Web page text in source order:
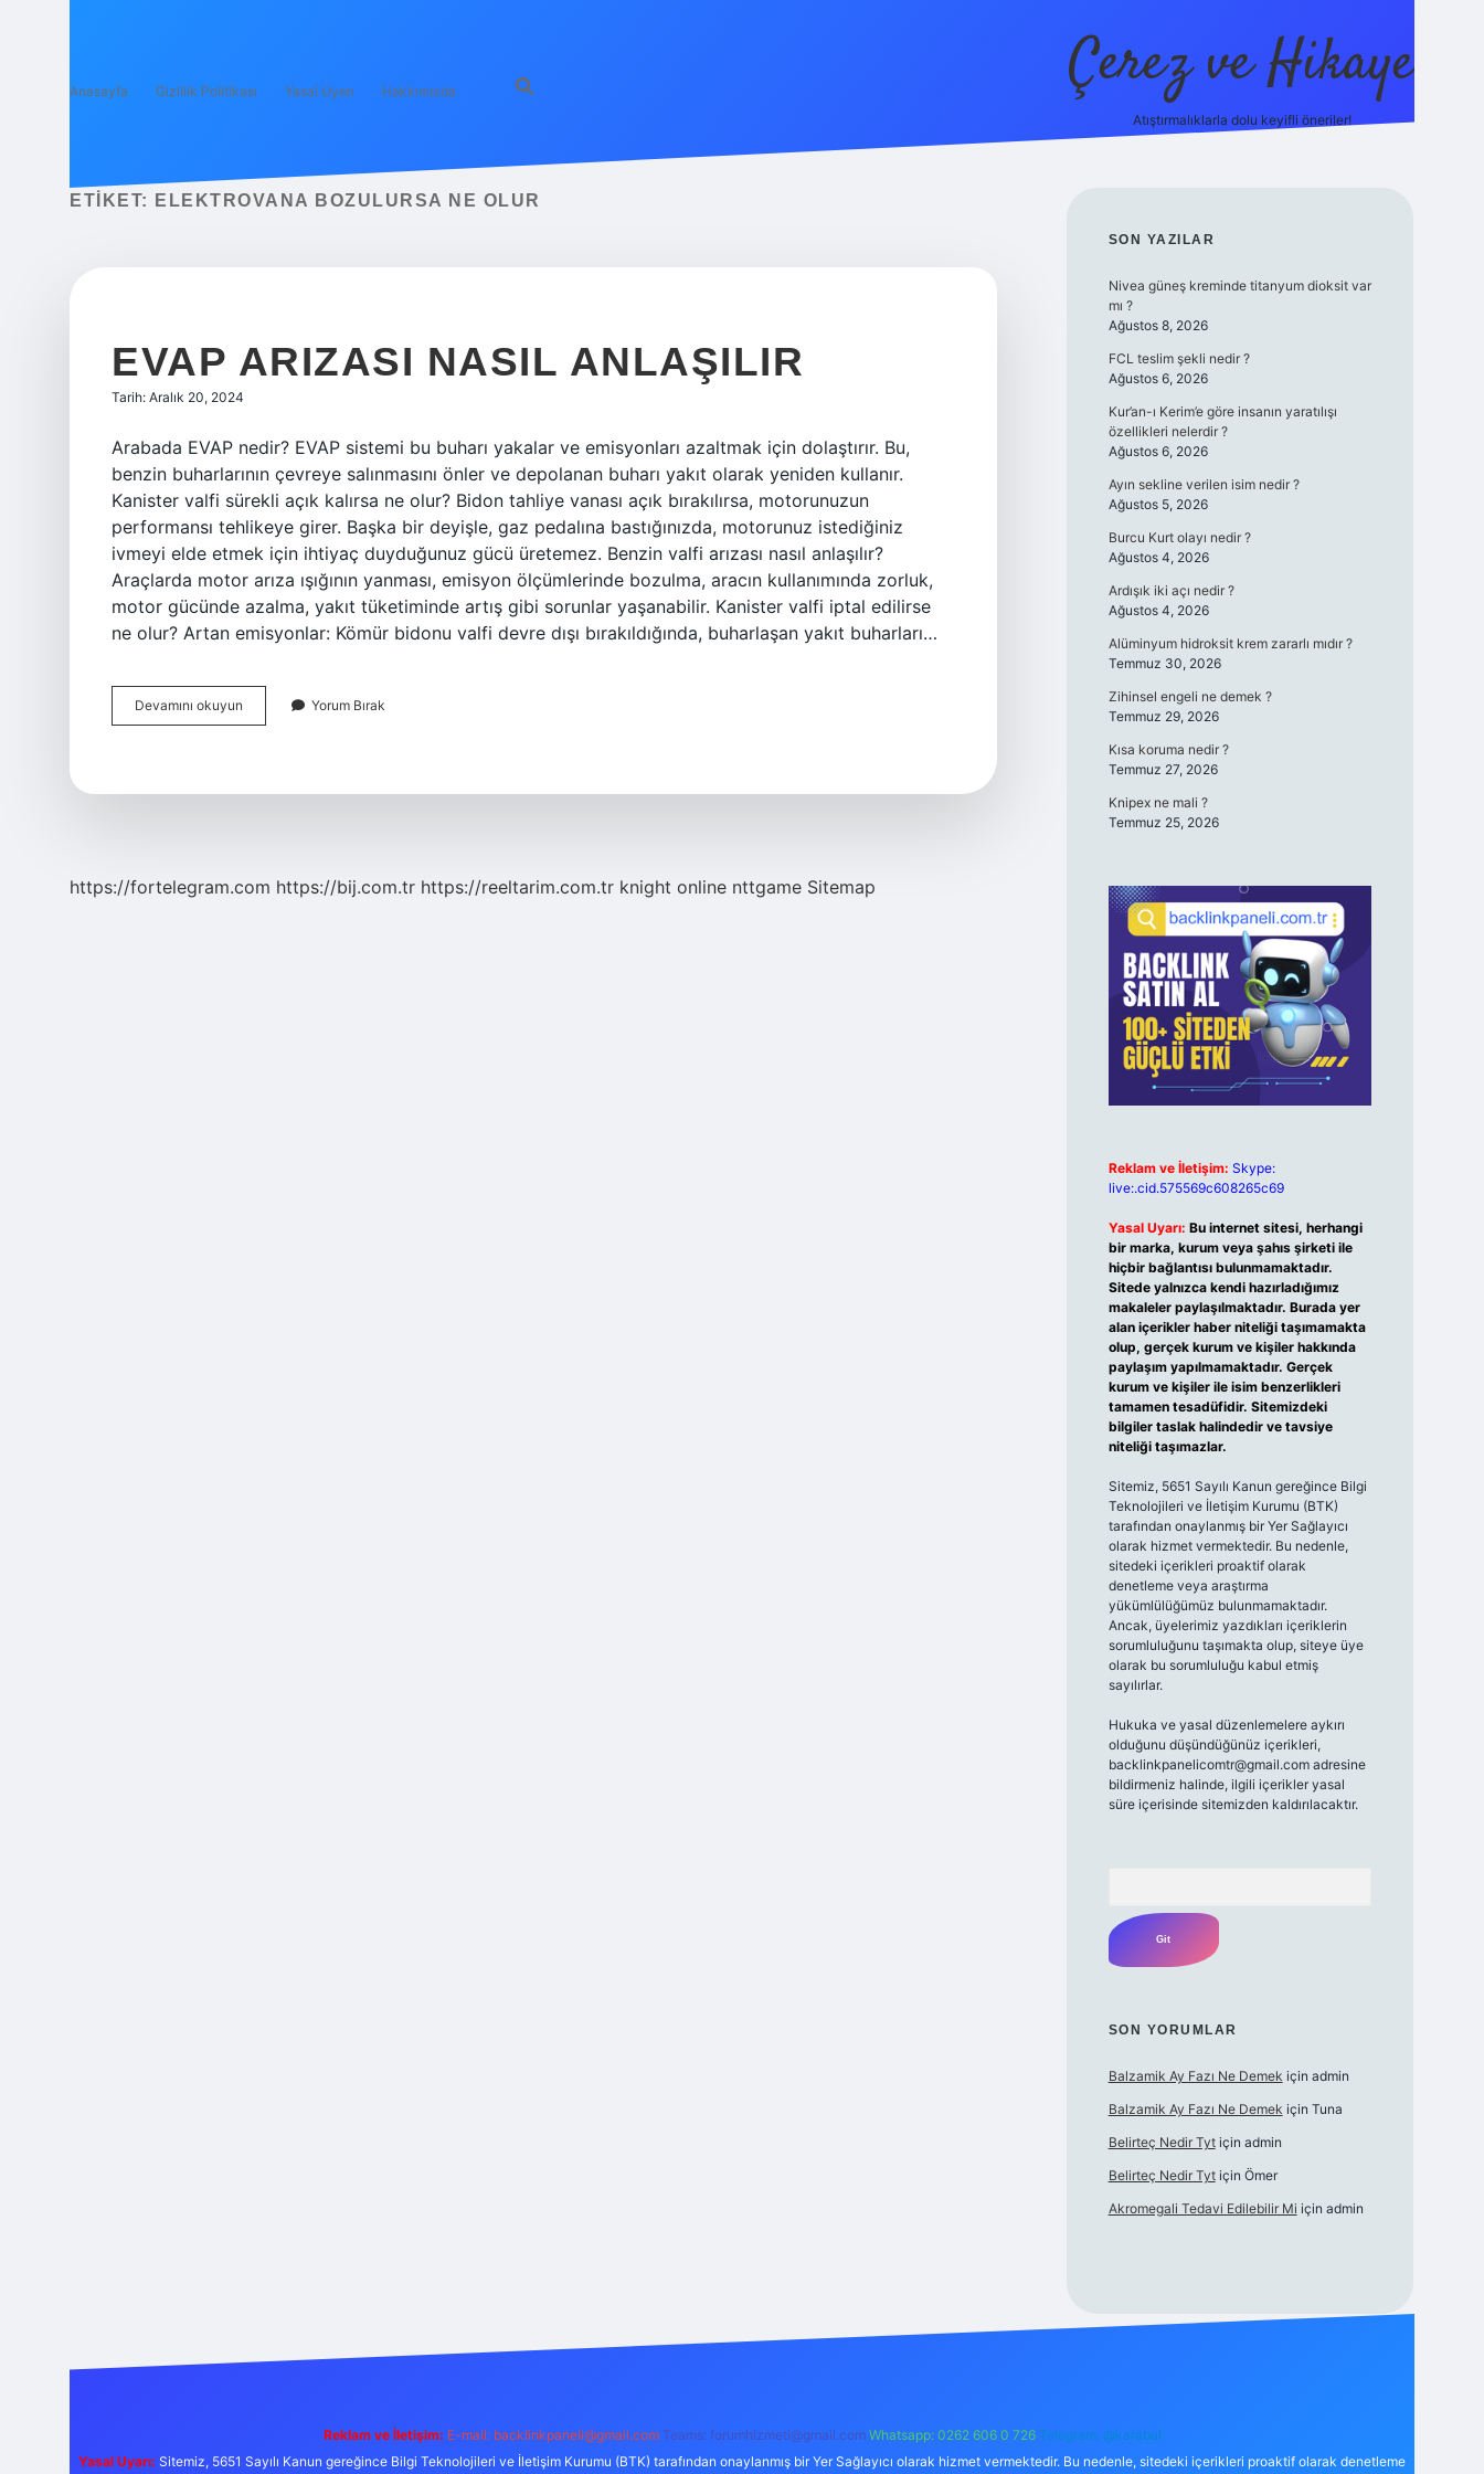
Anasayfa Gizlilik Politikası Yasal Uyarı Hakkımızda Çerez ve Hikaye
Atıştırmalıklarla dolu keyifli öneriler!
ETIKET: ELEKTROVANA BOZULURSA NE OLUR
EVAP ARIZASI NASIL ANLAŞILIR
Tarih: Aralık 20, 2024
Arabada EVAP nedir? EVAP sistemi bu buharı yakalar ve emisyonları azaltmak için dolaştırır. Bu,
benzin buharlarının çevreye salınmasını önler ve depolanan buharı yakıt olarak yeniden kullanır.
Kanister valfi sürekli açık kalırsa ne olur? Bidon tahliye vanası açık bırakılırsa, motorunuzun
performansı tehlikeye girer. Başka bir deyişle, gaz pedalına bastığınızda, motorunuz istediğiniz
ivmeyi elde etmek için ihtiyaç duyduğunuz gücü üretemez. Benzin valfi arızası nasıl anlaşılır?
Araçlarda motor arıza ışığının yanması, emisyon ölçümlerinde bozulma, aracın kullanımında zorluk,
motor gücünde azalma, yakıt tüketiminde artış gibi sorunlar yaşanabilir. Kanister valfi iptal edilirse
ne olur? Artan emisyonlar: Kömür bidonu valfi devre dışı bırakıldığında, buharlaşan yakıt buharları…
Devamını okuyun
Arızası
Yorum Bırak
https://fortelegram.com https://bij.com.tr https://reeltarim.com.tr knight online nttgame Sitemap
SIDEBAR
SON YAZILAR
Nivea güneş kreminde titanyum dioksit var
mı ?
Ağustos 8, 2026
FCL teslim şekli nedir ?
Ağustos 6, 2026
Kur’an-ı Kerim’e göre insanın yaratılışı
özellikleri nelerdir ?
Ağustos 6, 2026
Ayın sekline verilen isim nedir ?
Ağustos 5, 2026
Burcu Kurt olayı nedir ?
Ağustos 4, 2026
Ardışık iki açı nedir ?
Ağustos 4, 2026
Alüminyum hidroksit krem zararlı mıdır ?
Temmuz 30, 2026
Zihinsel engeli ne demek ?
Temmuz 29, 2026
Kısa koruma nedir ?
Temmuz 27, 2026
Knipex ne mali ?
Temmuz 25, 2026
Reklam ve İletişim: Skype:
live:.cid.575569c608265c69
Yasal Uyarı: Bu internet sitesi, herhangi
bir marka, kurum veya şahıs şirketi ile
hiçbir bağlantısı bulunmamaktadır.
Sitede yalnızca kendi hazırladığımız
makaleler paylaşılmaktadır. Burada yer
alan içerikler haber niteliği taşımamakta
olup, gerçek kurum ve kişiler hakkında
paylaşım yapılmamaktadır. Gerçek
kurum ve kişiler ile isim benzerlikleri
tamamen tesadüfidir. Sitemizdeki
bilgiler taslak halindedir ve tavsiye
niteliği taşımazlar.
Sitemiz, 5651 Sayılı Kanun gereğince Bilgi
Teknolojileri ve İletişim Kurumu (BTK)
tarafından onaylanmış bir Yer Sağlayıcı
olarak hizmet vermektedir. Bu nedenle,
sitedeki içerikleri proaktif olarak
denetleme veya araştırma
yükümlülüğümüz bulunmamaktadır.
Ancak, üyelerimiz yazdıkları içeriklerin
sorumluluğunu taşımakta olup, siteye üye
olarak bu sorumluluğu kabul etmiş
sayılırlar.
Hukuka ve yasal düzenlemelere aykırı
olduğunu düşündüğünüz içerikleri,
backlinkpanelicomtr@gmail.comadresine
bildirmeniz halinde, ilgili içerikler yasal
süre içerisinde sitemizden kaldırılacaktır.
SON YORUMLAR
Balzamik Ay Fazı Ne Demek için admin
Balzamik Ay Fazı Ne Demek için Tuna
Belirteç Nedir Tytiçin admin
Belirteç Nedir Tytiçin Ömer
Akromegali Tedavi Edilebilir Mi için admin
Reklam ve İletişim: E-mail: backlinkpaneli@gmail.com Teams: forumhizmeti@gmail.com Whatsapp: 0262 606 0 726 Telegram: @karabul
Yasal Uyarı: Sitemiz, 5651 Sayılı Kanun gereğince Bilgi Teknolojileri ve İletişim Kurumu (BTK) tarafından onaylanmış bir Yer Sağlayıcı olarak hizmet vermektedir. Bu nedenle, sitedeki içerikleri proaktif olarak denetleme